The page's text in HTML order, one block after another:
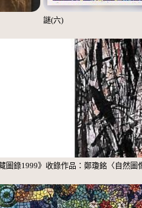
謎(六)
圖錄1999》收錄作品：鄭瓊銘〈自然